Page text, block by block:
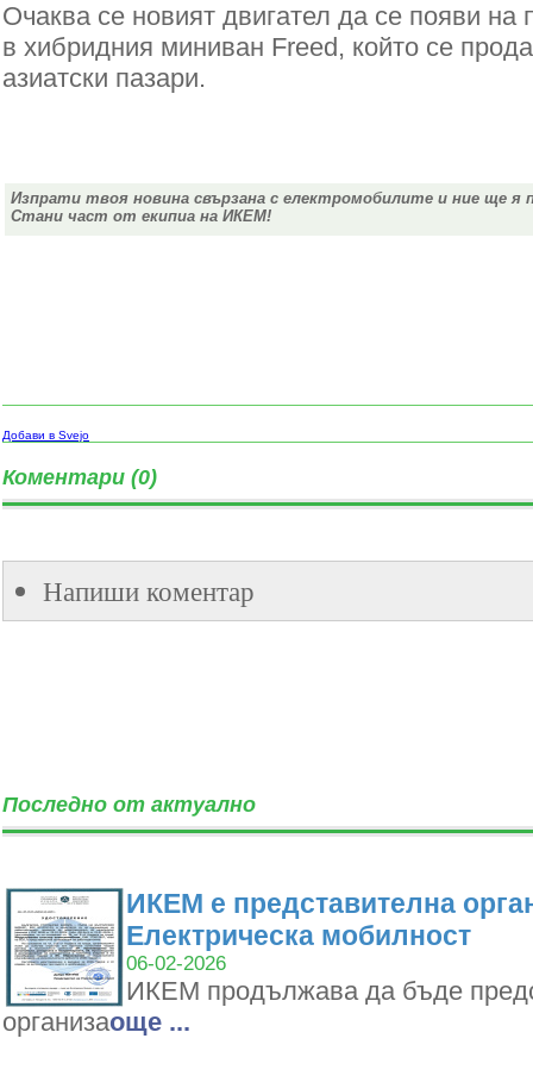
Очаква се новият двигател да се появи на
в хибридния миниван Freed, който се
азиатски пазари.
Изпрати твоя новина свързана с електромобилите и ние ще я
Стани част от екипиа на ИКЕМ!
Добави в Svejo
Коментари (0)
Напиши коментар
Последно от актуално
ИКЕМ е представителна
Електрическа мобилност
06-02-2026
ИКЕМ продължава да бъде
организаoще ...